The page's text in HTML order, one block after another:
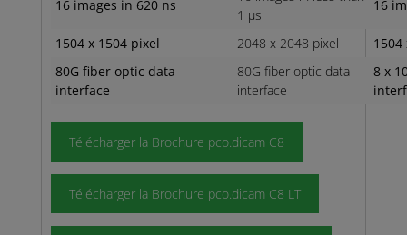
16 images in 620 ns
1 µs
16
1504 x 1504 pixel 2048 x 2048 pixel
1504
80G fiber optic data
interface
80G fiber optic data
interface
8 x
Télécharger la Brochure pco.dicam C8
Télécharger la Brochure pco.dicam C8 LT